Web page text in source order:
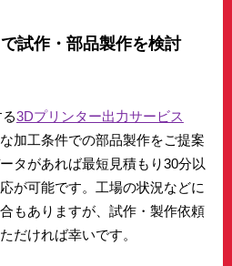
試作・部品製作を検討
3Dプリンター出力サービス
加工条件での部品製作をご提案
タがあれば最短見積もり30分以
が可能です。工場の状況などに
もありますが、試作・製作依頼
だければ幸いです。